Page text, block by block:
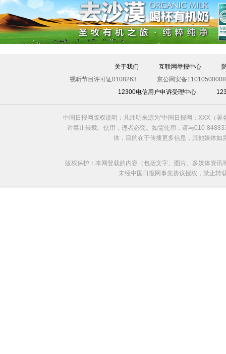
关于我们 互联网举报中心
视听节目许可证0108263
京公网安备
12300电信用户申诉受理中心
中国日报网版权说明：凡注明来源为“中国日报网：XXX（
许禁止转载、使用，违者必究。如需使用，请与010-
体，目的在于传播更多信息，其他媒体
版权保护：本网登载的内容（包括文字、图片、多媒体资
未经中国日报网事先协议授权，禁止转